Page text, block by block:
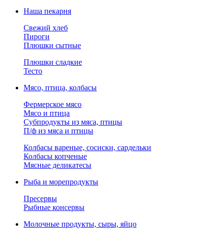
Наша пекарня
Свежий хлеб
Пироги
Плюшки сытные
Плюшки сладкие
Тесто
Мясо, птица, колбасы
Фермерское мясо
Мясо и птица
Субпродукты из мяса, птицы
П/ф из мяса и птицы
Колбасы вареные, сосиски, сардельки
Колбасы копченые
Мясные деликатесы
Рыба и морепродукты
Пресервы
Рыбные консервы
Молочные продукты, сыры, яйцо